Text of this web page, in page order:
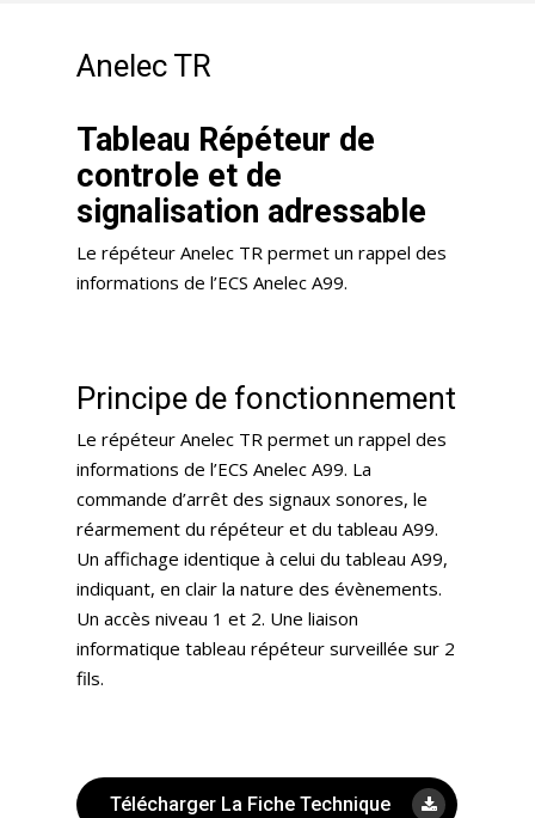
Anelec TR
Tableau Répéteur de
controle et de
signalisation adressable
Le répéteur Anelec TR permet un rappel des
informations de l’ECS Anelec A99.
Principe de fonctionnement
Le répéteur Anelec TR permet un rappel des
informations de l’ECS Anelec A99. La
commande d’arrêt des signaux sonores, le
réarmement du répéteur et du tableau A99.
Un affichage identique à celui du tableau A99,
indiquant, en clair la nature des évènements.
Un accès niveau 1 et 2. Une liaison
informatique tableau répéteur surveillée sur 2
fils.
Télécharger La Fiche Technique